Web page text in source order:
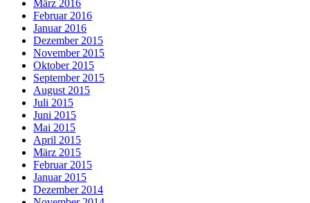
März 2016
Februar 2016
Januar 2016
Dezember 2015
November 2015
Oktober 2015
September 2015
August 2015
Juli 2015
Juni 2015
Mai 2015
April 2015
März 2015
Februar 2015
Januar 2015
Dezember 2014